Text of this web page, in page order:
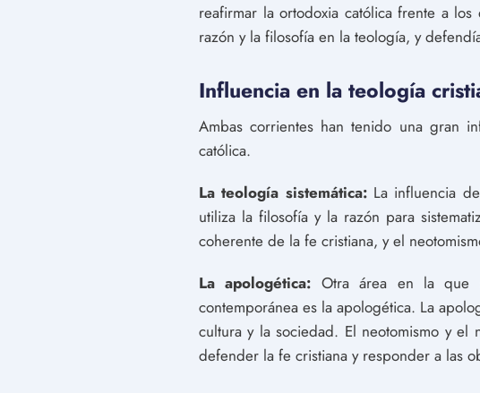
reafirmar la ortodoxia católica frente a
razón y la filosofía en la teología, y
Influencia en la teología
Ambas corrientes han tenido una gran
católica.
La teología sistemática: La influencia
utiliza la filosofía y la razón para
coherente de la fe cristiana, y el
La apologética: Otra área en la que
contemporánea es la apologética. La
cultura y la sociedad. El neotomismo y el
defender la fe cristiana y responder a las